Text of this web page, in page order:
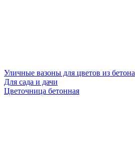
Уличные вазоны для цветов из бетона
Для сада и дачи
Цветочница бетонная